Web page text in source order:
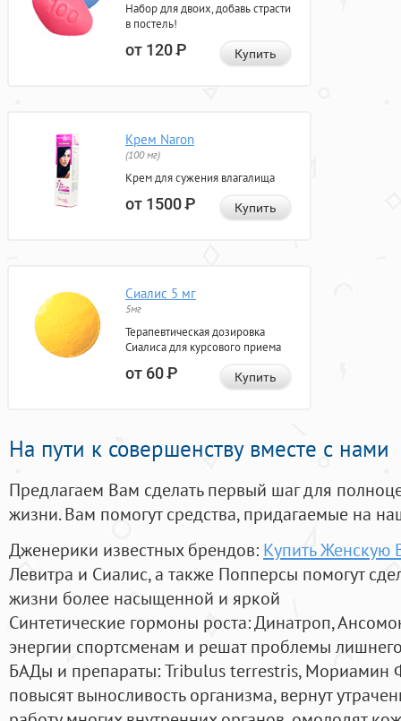
Набор для двоих, добавь страсти
в постель!
от 120Р Купить
Крем Naron
(100 мг)
Крем для сужения влагалища
от 1500Р Купить
Сиалис 5 мг
5мг
Терапевтическая дозировка
Сиалиса для курсового приема
от 60Р Купить
На пути к совершенству вместе с нами
Предлагаем Вам сделать первый шаг для
жизни. Вам помогут средства, придагаемые на
Дженерики известных брендов: Купить Женскую
Левитра и Сиалис, а также Попперсы помогут
жизни более насыщенной и яркой
Синтетические гормоны роста: Динатроп,
энергии спортсменам и решат проблемы
БАДы и препараты:Tribulus terrestris, Мориамин
повысят выносливость организма, вернут